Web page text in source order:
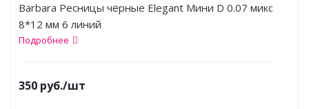
Barbara Ресницы чёрные Elegant Мини D 0.07 микс
8*12 мм 6 линий
Подробнее
350 руб./шт